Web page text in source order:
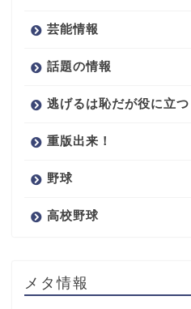
芸能情報
話題の情報
逃げるは恥だが役に立つ
重版出来！
野球
高校野球
メタ情報